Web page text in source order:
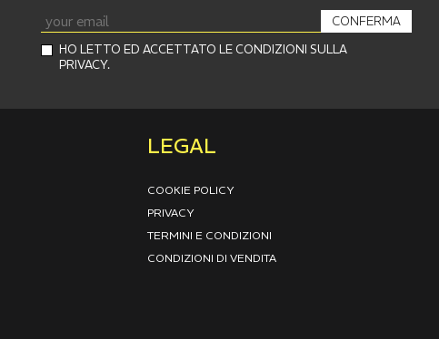
HO LETTO ED ACCETTATO LE CONDIZIONI SULLA
PRIVACY.
CONFERMA
LEGAL
COOKIE POLICY
PRIVACY
TERMINI E CONDIZIONI
CONDIZIONI DI VENDITA